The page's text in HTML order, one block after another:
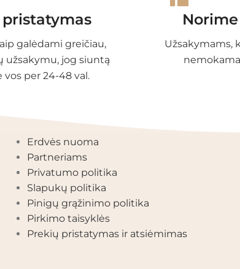
galėdami greičiau,
užsakymu, jog siuntą
per 24-48 val.
Užsakymams,
Erdvės nuoma
Partneriams
Privatumo politika
Slapukų politika
Pinigų grąžinimo politika
Pirkimo taisyklės
Prekių pristatymas ir atsiėmimas